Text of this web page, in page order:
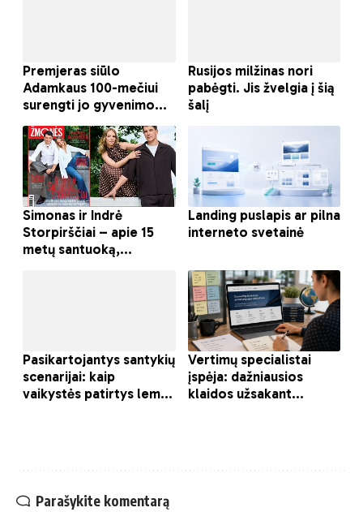
Parašykite komentarą